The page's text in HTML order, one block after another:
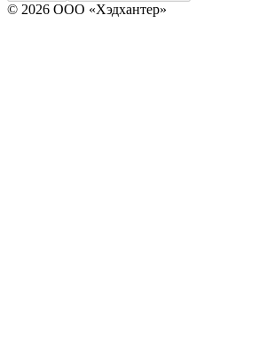
© 2026 ООО «Хэдхантер»